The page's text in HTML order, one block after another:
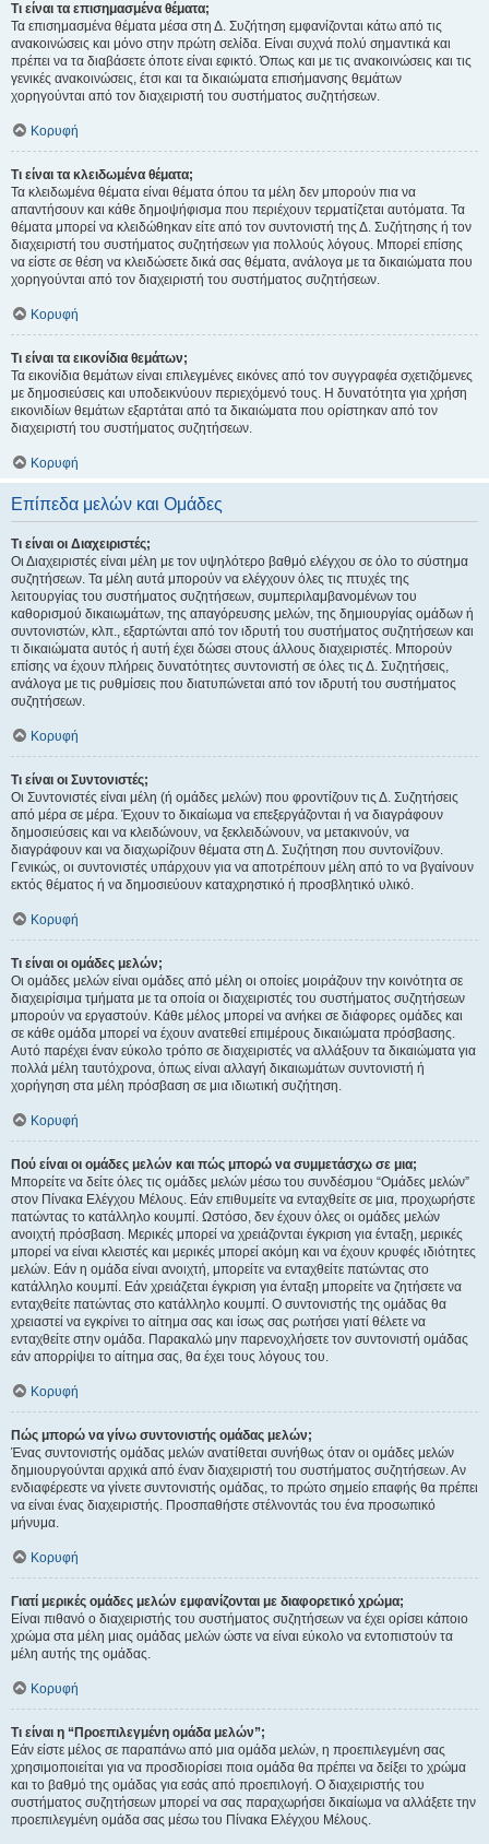
Τι είναι τα επισημασμένα θέματα;
Τα επισημασμένα θέματα μέσα στη Δ. Συζήτηση εμφανίζονται κάτω από τις
ανακοινώσεις και μόνο στην πρώτη σελίδα. Είναι συχνά πολύ σημαντικά και
πρέπει να τα διαβάσετε όποτε είναι εφικτό. Όπως και με τις ανακοινώσεις και τις
γενικές ανακοινώσεις, έτσι και τα δικαιώματα επισήμανσης θεμάτων
χορηγούνται από τον διαχειριστή του συστήματος συζητήσεων.
Κορυφή
Τι είναι τα κλειδωμένα θέματα;
Τα κλειδωμένα θέματα είναι θέματα όπου τα μέλη δεν μπορούν πια να
απαντήσουν και κάθε δημοψήφισμα που περιέχουν τερματίζεται αυτόματα. Τα
θέματα μπορεί να κλειδώθηκαν είτε από τον συντονιστή της Δ. Συζήτησης ή τον
διαχειριστή του συστήματος συζητήσεων για πολλούς λόγους. Μπορεί επίσης
να είστε σε θέση να κλειδώσετε δικά σας θέματα, ανάλογα με τα δικαιώματα που
χορηγούνται από τον διαχειριστή του συστήματος συζητήσεων.
Κορυφή
Τι είναι τα εικονίδια θεμάτων;
Τα εικονίδια θεμάτων είναι επιλεγμένες εικόνες από τον συγγραφέα σχετιζόμενες
με δημοσιεύσεις και υποδεικνύουν περιεχόμενό τους. Η δυνατότητα για χρήση
εικονιδίων θεμάτων εξαρτάται από τα δικαιώματα που ορίστηκαν από τον
διαχειριστή του συστήματος συζητήσεων.
Κορυφή
Επίπεδα μελών και Ομάδες
Τι είναι οι Διαχειριστές;
Οι Διαχειριστές είναι μέλη με τον υψηλότερο βαθμό ελέγχου σε όλο το σύστημα
συζητήσεων. Τα μέλη αυτά μπορούν να ελέγχουν όλες τις πτυχές της
λειτουργίας του συστήματος συζητήσεων, συμπεριλαμβανομένων του
καθορισμού δικαιωμάτων, της απαγόρευσης μελών, της δημιουργίας ομάδων ή
συντονιστών, κλπ., εξαρτώνται από τον ιδρυτή του συστήματος συζητήσεων και
τι δικαιώματα αυτός ή αυτή έχει δώσει στους άλλους διαχειριστές. Μπορούν
επίσης να έχουν πλήρεις δυνατότητες συντονιστή σε όλες τις Δ. Συζητήσεις,
ανάλογα με τις ρυθμίσεις που διατυπώνεται από τον ιδρυτή του συστήματος
συζητήσεων.
Κορυφή
Τι είναι οι Συντονιστές;
Οι Συντονιστές είναι μέλη (ή ομάδες μελών) που φροντίζουν τις Δ. Συζητήσεις
από μέρα σε μέρα. Έχουν το δικαίωμα να επεξεργάζονται ή να διαγράφουν
δημοσιεύσεις και να κλειδώνουν, να ξεκλειδώνουν, να μετακινούν, να
διαγράφουν και να διαχωρίζουν θέματα στη Δ. Συζήτηση που συντονίζουν.
Γενικώς, οι συντονιστές υπάρχουν για να αποτρέπουν μέλη από το να βγαίνουν
εκτός θέματος ή να δημοσιεύουν καταχρηστικό ή προσβλητικό υλικό.
Κορυφή
Τι είναι οι ομάδες μελών;
Οι ομάδες μελών είναι ομάδες από μέλη οι οποίες μοιράζουν την κοινότητα σε
διαχειρίσιμα τμήματα με τα οποία οι διαχειριστές του συστήματος συζητήσεων
μπορούν να εργαστούν. Κάθε μέλος μπορεί να ανήκει σε διάφορες ομάδες και
σε κάθε ομάδα μπορεί να έχουν ανατεθεί επιμέρους δικαιώματα πρόσβασης.
Αυτό παρέχει έναν εύκολο τρόπο σε διαχειριστές να αλλάξουν τα δικαιώματα για
πολλά μέλη ταυτόχρονα, όπως είναι αλλαγή δικαιωμάτων συντονιστή ή
χορήγηση στα μέλη πρόσβαση σε μια ιδιωτική συζήτηση.
Κορυφή
Πού είναι οι ομάδες μελών και πώς μπορώ να συμμετάσχω σε μια;
Μπορείτε να δείτε όλες τις ομάδες μελών μέσω του συνδέσμου “Ομάδες μελών”
στον Πίνακα Ελέγχου Μέλους. Εάν επιθυμείτε να ενταχθείτε σε μια, προχωρήστε
πατώντας το κατάλληλο κουμπί. Ωστόσο, δεν έχουν όλες οι ομάδες μελών
ανοιχτή πρόσβαση. Μερικές μπορεί να χρειάζονται έγκριση για ένταξη, μερικές
μπορεί να είναι κλειστές και μερικές μπορεί ακόμη και να έχουν κρυφές ιδιότητες
μελών. Εάν η ομάδα είναι ανοιχτή, μπορείτε να ενταχθείτε πατώντας στο
κατάλληλο κουμπί. Εάν χρειάζεται έγκριση για ένταξη μπορείτε να ζητήσετε να
ενταχθείτε πατώντας στο κατάλληλο κουμπί. Ο συντονιστής της ομάδας θα
χρειαστεί να εγκρίνει το αίτημα σας και ίσως σας ρωτήσει γιατί θέλετε να
ενταχθείτε στην ομάδα. Παρακαλώ μην παρενοχλήσετε τον συντονιστή ομάδας
εάν απορρίψει το αίτημα σας, θα έχει τους λόγους του.
Κορυφή
Πώς μπορώ να γίνω συντονιστής ομάδας μελών;
Ένας συντονιστής ομάδας μελών ανατίθεται συνήθως όταν οι ομάδες μελών
δημιουργούνται αρχικά από έναν διαχειριστή του συστήματος συζητήσεων. Αν
ενδιαφέρεστε να γίνετε συντονιστής ομάδας, το πρώτο σημείο επαφής θα πρέπει
να είναι ένας διαχειριστής. Προσπαθήστε στέλνοντάς του ένα προσωπικό
μήνυμα.
Κορυφή
Γιατί μερικές ομάδες μελών εμφανίζονται με διαφορετικό χρώμα;
Είναι πιθανό ο διαχειριστής του συστήματος συζητήσεων να έχει ορίσει κάποιο
χρώμα στα μέλη μιας ομάδας μελών ώστε να είναι εύκολο να εντοπιστούν τα
μέλη αυτής της ομάδας.
Κορυφή
Τι είναι η “Προεπιλεγμένη ομάδα μελών”;
Εάν είστε μέλος σε παραπάνω από μια ομάδα μελών, η προεπιλεγμένη σας
χρησιμοποιείται για να προσδιορίσει ποια ομάδα θα πρέπει να δείξει το χρώμα
και το βαθμό της ομάδας για εσάς από προεπιλογή. Ο διαχειριστής του
συστήματος συζητήσεων μπορεί να σας παραχωρήσει δικαίωμα να αλλάξετε την
προεπιλεγμένη ομάδα σας μέσω του Πίνακα Ελέγχου Μέλους.